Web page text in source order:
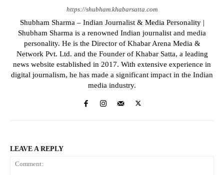
https://shubham.khabarsatta.com
Shubham Sharma – Indian Journalist & Media Personality |
Shubham Sharma is a renowned Indian journalist and media
personality. He is the Director of Khabar Arena Media &
Network Pvt. Ltd. and the Founder of Khabar Satta, a leading
news website established in 2017. With extensive experience in
digital journalism, he has made a significant impact in the Indian
media industry.
LEAVE A REPLY